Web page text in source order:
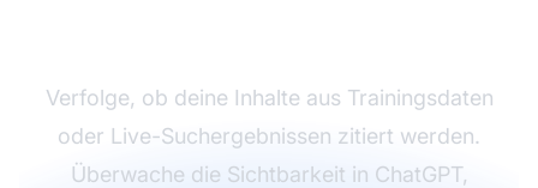
Verfolge, ob deine Inhalte aus Trainingsdaten
oder Live-Suchergebnissen zitiert werden.
Überwache die Sichtbarkeit in ChatGPT,